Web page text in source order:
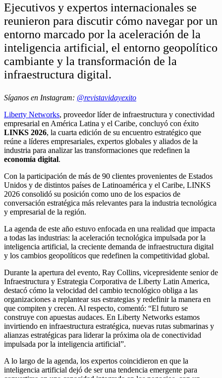
Ejecutivos y expertos internacionales se
reunieron para discutir cómo navegar por un
entorno marcado por la aceleración de la
inteligencia artificial, el entorno geopolítico
cambiante y la transformación de la
infraestructura digital.
Síganos en Instagram: @revistavidayexito
Liberty Networks, proveedor líder de infraestructura y conectividad
empresarial en América Latina y el Caribe, concluyó con éxito
LINKS 2026, la cuarta edición de su encuentro estratégico que
reúne a líderes empresariales, expertos globales y aliados de la
industria para analizar las transformaciones que redefinen la
economía digital.
Con la participación de más de 90 clientes provenientes de Estados
Unidos y de distintos países de Latinoamérica y el Caribe, LINKS
2026 consolidó su posición como uno de los espacios de
conversación estratégica más relevantes para la industria tecnológica
y empresarial de la región.
La agenda de este año estuvo enfocada en una realidad que impacta
a todas las industrias: la aceleración tecnológica impulsada por la
inteligencia artificial, la creciente demanda de infraestructura digital
y los cambios geopolíticos que redefinen la competitividad global.
Durante la apertura del evento, Ray Collins, vicepresidente senior de
Infraestructura y Estrategia Corporativa de Liberty Latin America,
destacó cómo la velocidad del cambio tecnológico obliga a las
organizaciones a replantear sus estrategias y redefinir la manera en
que compiten y crecen. Al respecto, comentó: “El futuro se
construye con apuestas audaces. En Liberty Networks estamos
invirtiendo en infraestructura estratégica, nuevas rutas submarinas y
alianzas estratégicas para liderar la próxima ola de conectividad
impulsada por la inteligencia artificial”.
A lo largo de la agenda, los expertos coincidieron en que la
inteligencia artificial dejó de ser una tendencia emergente para